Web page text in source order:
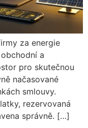
za energie
a
pro skutečnou
načasované
smlouvy.
rezervovaná
správně. […]